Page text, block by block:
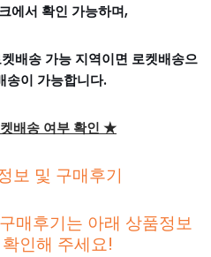
에서 확인 가능하며,
배송 가능 지역이면 로켓배송으
송이 가능합니다.
배송 여부 확인 ★
보 및 구매후기
매후기는 아래 상품정보
인해 주세요!